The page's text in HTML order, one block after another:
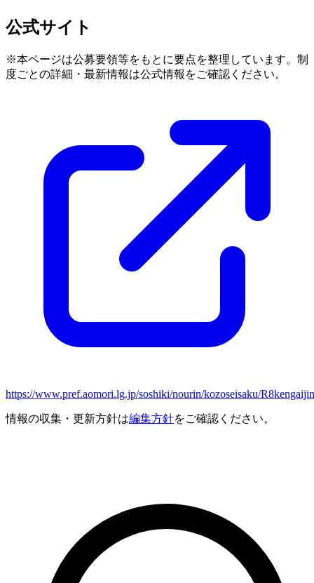
公式サイト
※本ページは公募要領等をもとに要点を整理しています。制
度ごとの詳細・最新情報は公式情報をご確認ください。
https://www.pref.aomori.lg.jp/soshiki/nourin/kozoseisaku/
情報の収集・更新方針は編集方針をご確認ください。